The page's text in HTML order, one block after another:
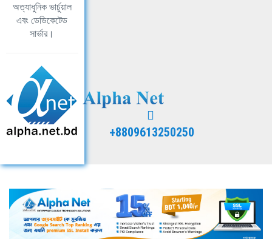
অত্যাধুনিক ভার্চুয়াল
এবং ডেডিকেটেড
সার্ভার।
+8809613250250